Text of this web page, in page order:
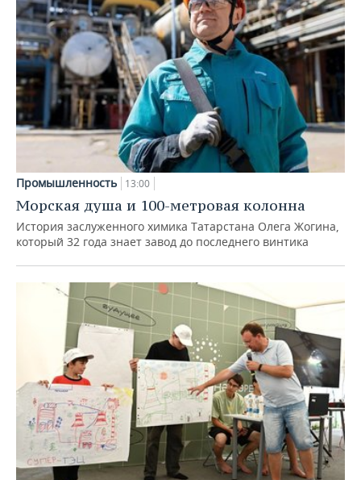
Промышленность 13:00
Морская душа и 100-метровая колонна
История заслуженного химика Татарстана Олега Жогина,
который 32 года знает завод до последнего винтика